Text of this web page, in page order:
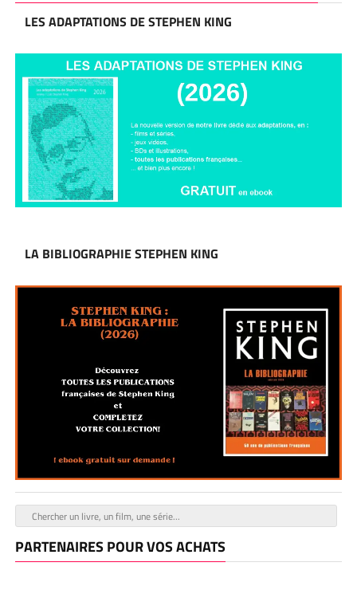
LES ADAPTATIONS DE STEPHEN KING
LA BIBLIOGRAPHIE STEPHEN KING
PARTENAIRES POUR VOS ACHATS